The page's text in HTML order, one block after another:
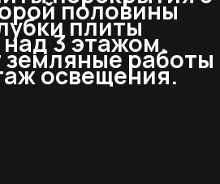
половины
плиты
3 этажом.
земляные работы
освещения.